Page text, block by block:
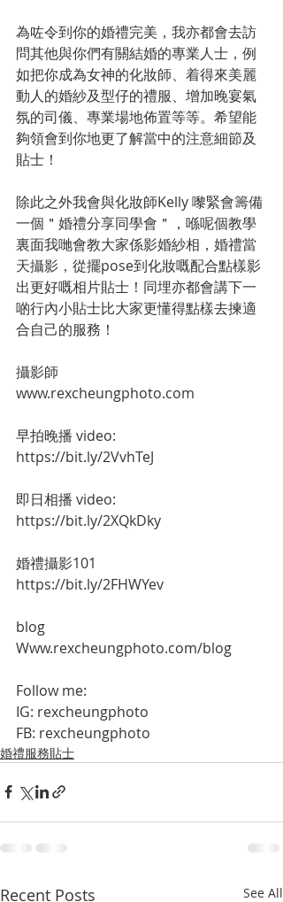
為咗令到你的婚禮完美，我亦都會去訪
問其他與你們有關結婚的專業人士，例
如把你成為女神的化妝師、着得來美麗
動人的婚紗及型仔的禮服、增加晚宴氣
氛的司儀、專業場地佈置等等。希望能
夠領會到你地更了解當中的注意細節及
貼士！
除此之外我會與化妝師Kelly 嚟緊會籌備
一個＂婚禮分享同學會＂，喺呢個教學
裏面我哋會教大家係影婚紗相，婚禮當
天攝影，從擺pose到化妝嘅配合點樣影
出更好嘅相片貼士！同埋亦都會講下一
啲行內小貼士比大家更懂得點樣去揀適
合自己的服務！
攝影師
www.rexcheungphoto.com
早拍晚播 video:
https://bit.ly/2VvhTeJ
即日相播 video:
https://bit.ly/2XQkDky
婚禮攝影101
https://bit.ly/2FHWYev
blog
Www.rexcheungphoto.com/blog
Follow me:
IG: rexcheungphoto
FB: rexcheungphoto
婚禮服務貼士
Recent Posts See All